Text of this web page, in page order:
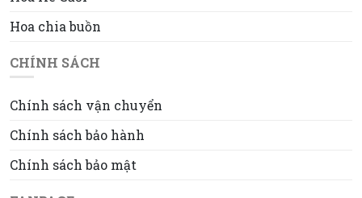
Hoa chia buồn
CHÍNH SÁCH
Chính sách vận chuyển
Chính sách bảo hành
Chính sách bảo mật